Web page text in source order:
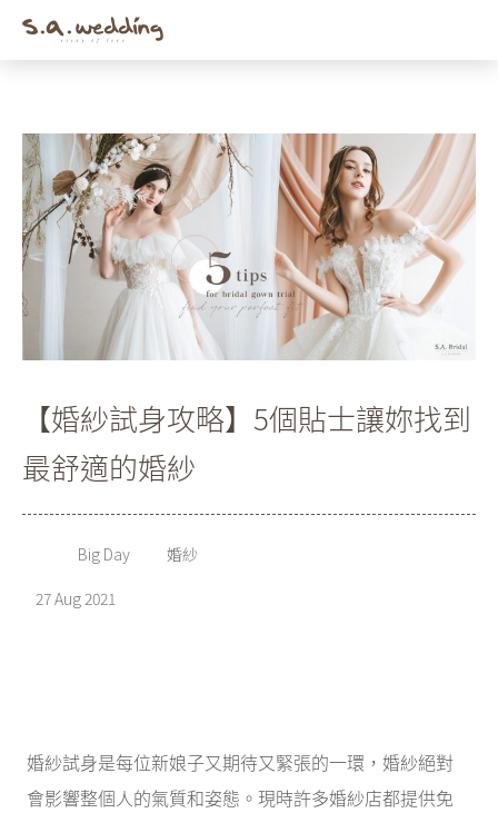
Skip
【婚紗試身攻略】5個貼士讓妳找到
最舒適的婚紗
Big Day
婚紗
27 Aug 2021
婚紗試身是每位新娘子又期待又緊張的一環，婚紗絕對
會影響整個人的氣質和姿態。現時許多婚紗店都提供免